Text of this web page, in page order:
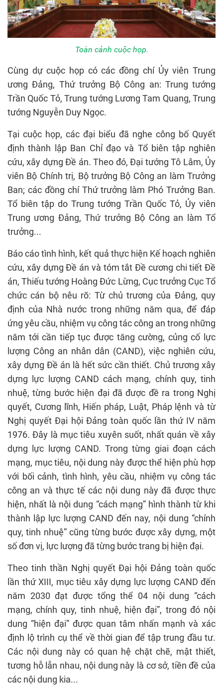
Toàn cảnh cuộc họp.
Cùng dự cuộc họp có các đồng chí Ủy viên Trung
ương Đảng, Thứ trưởng Bộ Công an: Trung tướng
Trần Quốc Tỏ, Trung tướng Lương Tam Quang, Trung
tướng Nguyễn Duy Ngọc.
Tại cuộc họp, các đại biểu đã nghe công bố Quyết
định thành lập Ban Chỉ đạo và Tổ biên tập nghiên
cứu, xây dựng Đề án. Theo đó, Đại tướng Tô Lâm, Ủy
viên Bộ Chính trị, Bộ trưởng Bộ Công an làm Trưởng
Ban; các đồng chí Thứ trưởng làm Phó Trưởng Ban.
Tổ biên tập do Trung tướng Trần Quốc Tỏ, Ủy viên
Trung ương Đảng, Thứ trưởng Bộ Công an làm Tổ
trưởng...
Báo cáo tình hình, kết quả thực hiện Kế hoạch nghiên
cứu, xây dựng Đề án và tóm tắt Đề cương chi tiết Đề
án, Thiếu tướng Hoàng Đức Lừng, Cục trưởng Cục Tổ
chức cán bộ nêu rõ: Từ chủ trương của Đảng, quy
định của Nhà nước trong những năm qua, để đáp
ứng yêu cầu, nhiệm vụ công tác công an trong những
năm tới cần tiếp tục được tăng cường, củng cố lực
lượng Công an nhân dân (CAND), việc nghiên cứu,
xây dựng Đề án là hết sức cần thiết. Chủ trương xây
dựng lực lượng CAND cách mạng, chính quy, tinh
nhuệ, từng bước hiện đại đã được đề ra trong Nghị
quyết, Cương lĩnh, Hiến pháp, Luật, Pháp lệnh và từ
Nghị quyết Đại hội Đảng toàn quốc lần thứ IV năm
1976. Đây là mục tiêu xuyên suốt, nhất quán về xây
dựng lực lượng CAND. Trong từng giai đoạn cách
mạng, mục tiêu, nội dung này được thể hiện phù hợp
với bối cảnh, tình hình, yêu cầu, nhiệm vụ công tác
công an và thực tế các nội dung này đã được thực
hiện, nhất là nội dung “cách mạng” hình thành từ khi
thành lập lực lượng CAND đến nay, nội dung “chính
quy, tinh nhuệ” cũng từng bước được xây dựng, một
số đơn vị, lực lượng đã từng bước trang bị hiện đại.
Theo tinh thần Nghị quyết Đại hội Đảng toàn quốc
lần thứ XIII, mục tiêu xây dựng lực lượng CAND đến
năm 2030 đạt được tổng thể 04 nội dung “cách
mạng, chính quy, tinh nhuệ, hiện đại”, trong đó nội
dung “hiện đại” được quan tâm nhấn mạnh và xác
định lộ trình cụ thể về thời gian để tập trung đầu tư.
Các nội dung này có quan hệ chặt chẽ, mật thiết,
tương hỗ lẫn nhau, nội dung này là cơ sở, tiền đề của
các nội dung kia...